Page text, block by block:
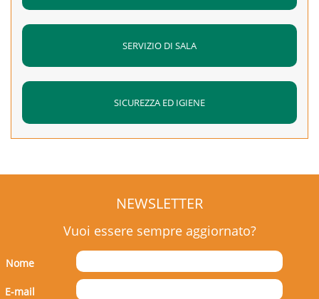
SERVIZIO DI SALA
SICUREZZA ED IGIENE
NEWSLETTER
Vuoi essere sempre aggiornato?
Nome
E-mail